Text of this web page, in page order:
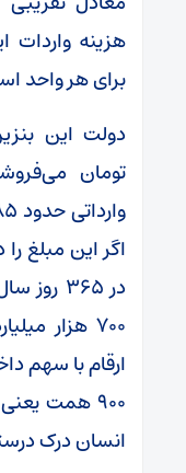
برای هر واحد
تومان
در ۳۶۵
۷۰۰ هزار
۹۰۰ همت
انسان درک